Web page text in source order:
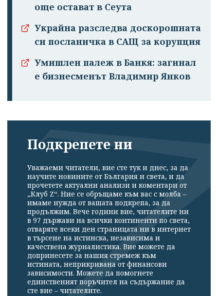
още остават в Сеута
Украйна разследва доскорошната
си посланичка в САЩ за корупция
Умишлен палеж в Банкя: загинал
е бизнесменът Владимир Янков
Подкрепете ни
Уважаеми читатели, вие сте тук и днес, за да
научите новините от България и света, и да
прочетете актуални анализи и коментари от
„Клуб Z“. Ние се обръщаме към вас с молба –
имаме нужда от вашата подкрепа, за да
продължим. Вече години вие, читателите ни
в 97 държави на всички континенти по света,
отваряте всеки ден страницата ни в интернет
в търсене на истинска, независима и
качествена журналистика. Вие можете да
допринесете за нашия стремеж към
истината, неприкривана от финансови
зависимости. Можете да помогнете
единственият поръчител на съдържание да
сте вие – читателите.